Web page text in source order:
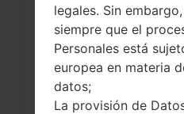
¿Cómo
a través del
legales. Sin
siempre que el
Personales está
europea en materia
datos;
La provisión de